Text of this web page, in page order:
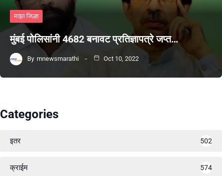
माझा जिल्हा
मुंबई पोलिसांनी 4682 बनावट प्रतिज्ञापत्रे जप्त…
By mnewsmarathi Oct 10, 2022
Categories
इतर 502
क्राईम 574